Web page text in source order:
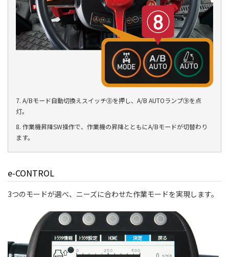
7. A/Bモード自動切換えスイッチ⑧を押し、A/B AUTOランプ⑨を点
灯。
8. 作業機昇降SW操作で、作業機の昇降とともにA/Bモードが切替わり
ます。
e-CONTROL
3つのモードが選べ、ニーズに合わせた作業モードを実現します。